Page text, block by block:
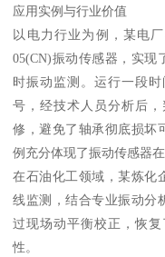
应用实例与行业价值
以电力行业为例，某电
05(CN)振动传感器，实现
时振动监测。运行一段
号，经技术人员分析后
修，避免了轴承彻底损坏
例充分体现了振动传感器
在石油化工领域，某炼化
线监测，结合专业振动分
过现场动平衡校正，恢
性。